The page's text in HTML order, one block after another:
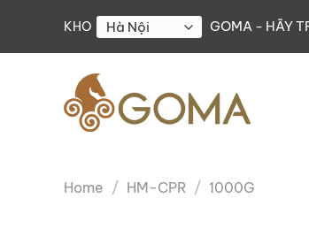
content
KHO GOMA - HÃY
Home / HM-CPR / 1000G